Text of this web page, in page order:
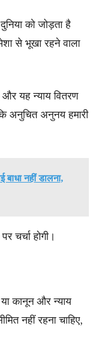
को जोड़ता है
से भूखा रहने वाला
यह न्याय वितरण
अनुचित अनुनय हमारी
नहीं डालना,
चर्चा होगी।
या कानून और न्याय
नहीं रहना चाहिए,